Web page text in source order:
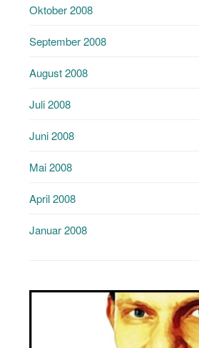
Oktober 2008
September 2008
August 2008
Juli 2008
Juni 2008
Mai 2008
April 2008
Januar 2008